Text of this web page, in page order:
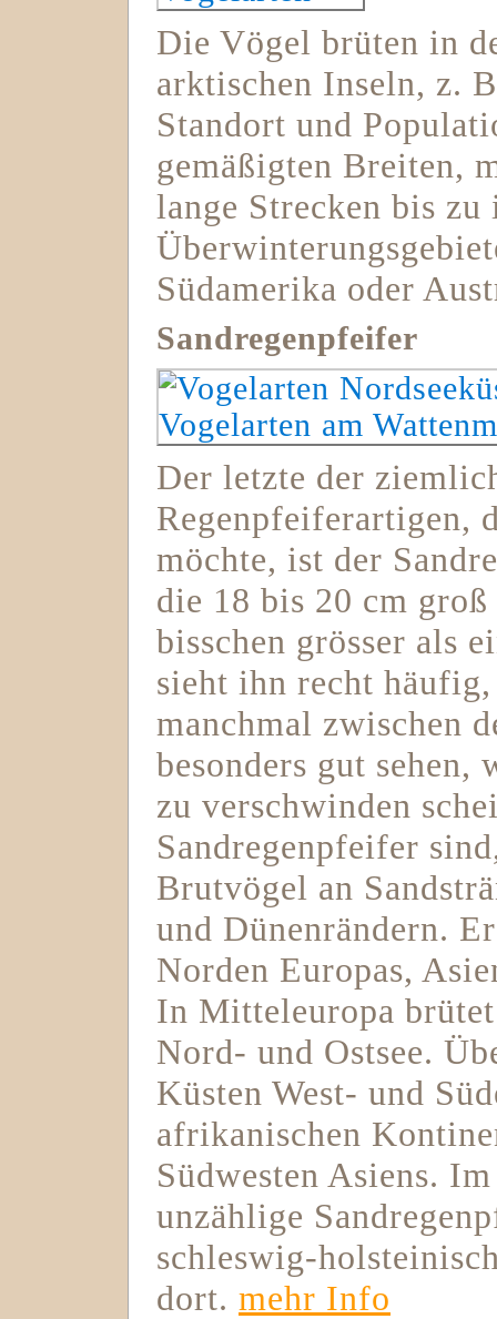
Die Vögel brüten in
arktischen Inseln, z.
Standort und
gemäßigten Breiten,
lange Strecken bis zu
Südamerika oder
Sandregenpfeifer
Der letzte der
Regenpfeiferartigen,
möchte, ist der
die 18 bis 20 cm
bisschen grösser als
sieht ihn recht
manchmal zwischen
besonders gut
zu verschwinden
Sandregenpfeifer
Brutvögel an
und Dünenrändern.
Norden Europas,
In Mitteleuropa
Nord- und Ostsee.
Küsten West- und
afrikanischen
Südwesten Asiens.
unzählige
schleswig-
dort. mehr Info